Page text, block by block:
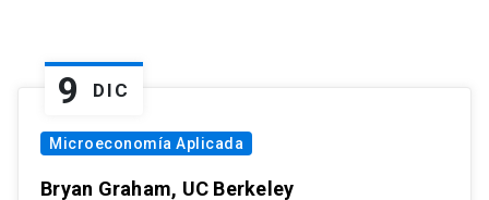
9 DIC
Microeconomía Aplicada
Bryan Graham, UC Berkeley